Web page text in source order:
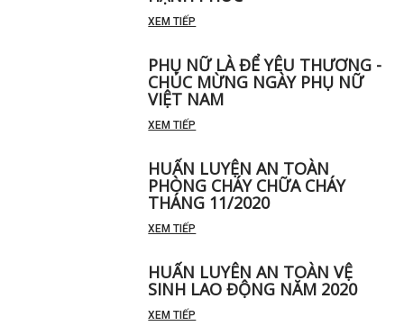
XEM TIẾP
PHỤ NỮ LÀ ĐỂ YÊU THƯƠNG -
CHÚC MỪNG NGÀY PHỤ NỮ
VIỆT NAM
XEM TIẾP
HUẤN LUYỆN AN TOÀN
PHÒNG CHÁY CHỮA CHÁY
THÁNG 11/2020
XEM TIẾP
HUẤN LUYÊN AN TOÀN VỆ
SINH LAO ĐỘNG NĂM 2020
XEM TIẾP